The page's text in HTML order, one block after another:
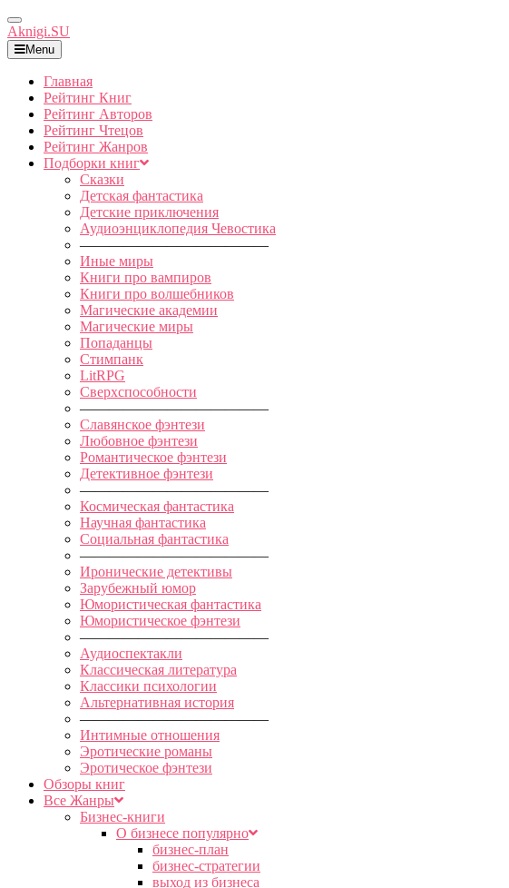
Toggle
Navigation
Aknigi.SU
Menu
Главная
Рейтинг Книг
Рейтинг Авторов
Рейтинг Чтецов
Рейтинг Жанров
Подборки книг
Сказки
Детская фантастика
Детские приключения
Аудиоэнциклопедия Чевостика
—————————————
Иные миры
Книги про вампиров
Книги про волшебников
Магические академии
Магические миры
Попаданцы
Стимпанк
LitRPG
Сверхспособности
—————————————
Славянское фэнтези
Любовное фэнтези
Романтическое фэнтези
Детективное фэнтези
—————————————
Космическая фантастика
Научная фантастика
Социальная фантастика
—————————————
Иронические детективы
Зарубежный юмор
Юмористическая фантастика
Юмористическое фэнтези
—————————————
Аудиоспектакли
Классическая литература
Классики психологии
Альтернативная история
—————————————
Интимные отношения
Эротические романы
Эротическое фэнтези
Обзоры книг
Все Жанры
Бизнес-книги
О бизнесе популярно
бизнес-план
бизнес-стратегии
выход из бизнеса